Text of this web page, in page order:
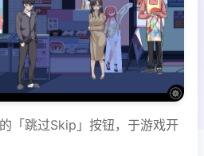
「跳过Skip」按钮，于游戏开